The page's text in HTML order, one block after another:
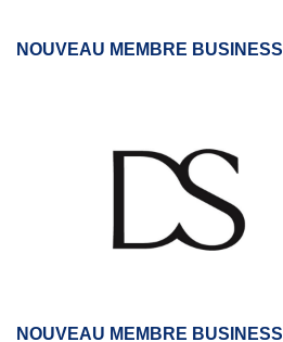
NOUVEAU MEMBRE BUSINESS
NOUVEAU MEMBRE BUSINESS